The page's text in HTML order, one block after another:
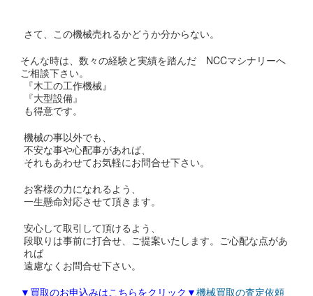
さて、この機械売れるかどうか分からない。
そんな時は、数々の経験と実績を踏んだ NCCマシナリーへ
ご相談下さい。
『木工の工作機械』
『大型設備』
も得意です。
機械の事以外でも、
不安な事や心配事があれば、
それもあわせてお気軽にお問合せ下さい。
お客様の力になれるよう、
一生懸命対応させて頂きます。
安心して取引して頂けるよう、
段取りは事前に打合せ、ご提案いたします。ご心配な点があ
れば
遠慮なくお問合せ下さい。
▼買取のお申込みはこちらをクリック▼機械買取の査定依頼